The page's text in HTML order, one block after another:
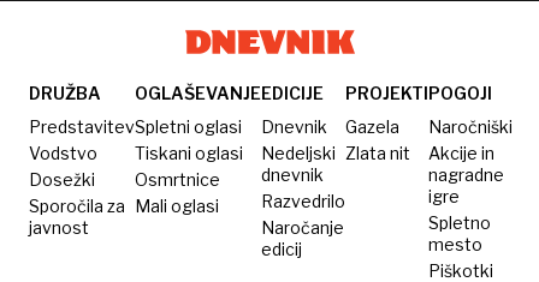
in
Gorenca
DRUŽBA
Predstavitev
Vodstvo
Dosežki
Sporočila za
javnost
OGLAŠEVANJE
Spletni oglasi
Tiskani oglasi
Osmrtnice
Mali oglasi
EDICIJE
Dnevnik
Nedeljski
dnevnik
Razvedrilo
Naročanje
edicij
PROJEKTI
Gazela
Zlata nit
POGOJI
Naročniški
Akcije in
nagradne
igre
Spletno
mesto
Piškotki